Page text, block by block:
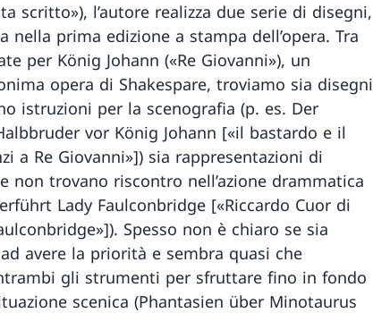
scritto»), l’autore realizza due serie di disegni,
nella prima edizione a stampa dell’opera. Tra
per König Johann («Re Giovanni»), un
opera di Shakespare, troviamo sia disegni
istruzioni per la scenografia (p. es. Der
vor König Johann [«il bastardo e il
a Re Giovanni»]) sia rappresentazioni di
non trovano riscontro nell’azione drammatica
Lady Faulconbridge [«Riccardo Cuor di
Spesso non è chiaro se sia
avere la priorità e sembra quasi che
gli strumenti per sfruttare fino in fondo
scenica (Phantasien über Minotaurus